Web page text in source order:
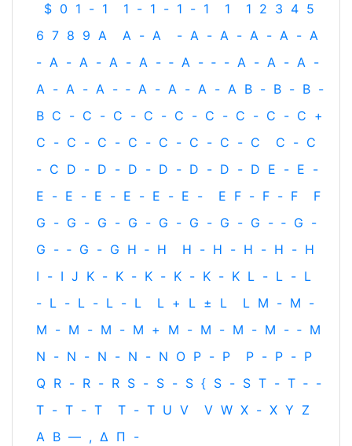
$ 0 1 - 1 1 - 1 - 1 - 1 1 1 2 3 4 5
6 7 8 9 A A - A - A - A - A - A - A
- A - A - A - A - ‐ A - ‐ - A - A - A -
A - A - A - ‐ A - A - A - A B - B - B -
B C - C - C - C - C - C - C - C - C +
C - C - C - C - C - C - C - C C - C
- C D - D - D - D - D - D - D E - E -
E - E - E - E - E - E - E F - F - F
F
G - G - G - G - G - G - G - G - ‐ G -
G - ‐ G - G H ‐ H H - H - H - H - H
I - I J K - K - K - K - K - K L - L - L
- L - L - L - L L + L ± L L M - M -
M - M - M - M + M - M - M - M - ‐ M
N - N - N - N - N O P - P P - P - P
Q R - R - R S - S - S { S - S T - T ‐ -
T - T - T T - T U V V W X - X Y Z
Α Β — , Δ Π -